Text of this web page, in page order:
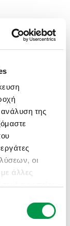
της
οι
άλλες
HAS